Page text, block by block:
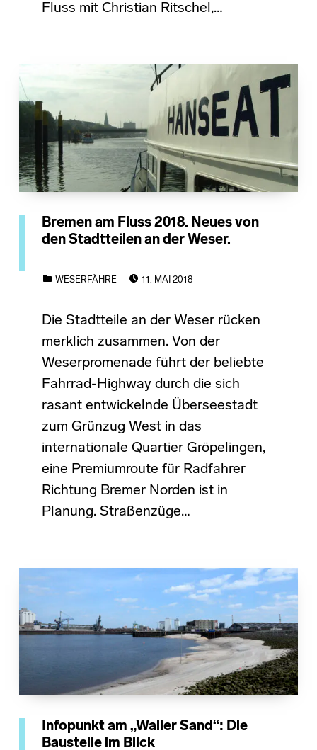
Fluss mit Christian Ritschel,…
Bremen am Fluss 2018. Neues von
den Stadtteilen an der Weser.
WESERFÄHRE
11. MAI 2018
Die Stadtteile an der Weser rücken
merklich zusammen. Von der
Weserpromenade führt der beliebte
Fahrrad-Highway durch die sich
rasant entwickelnde Überseestadt
zum Grünzug West in das
internationale Quartier Gröpelingen,
eine Premiumroute für Radfahrer
Richtung Bremer Norden ist in
Planung. Straßenzüge…
Infopunkt am „Waller Sand“: Die
Baustelle im Blick